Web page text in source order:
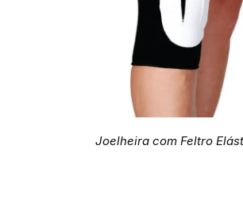
Joelheira com Feltro